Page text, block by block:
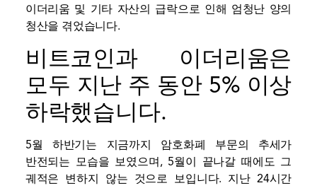
이더리움 및 기타 자산의 급락으로 인해 엄청난 양의
청산을 겪었습니다.
비트코인과 이더리움은
모두 지난 주 동안 5% 이상
하락했습니다.
5월 하반기는 지금까지 암호화폐 부문의 추세가
반전되는 모습을 보였으며, 5월이 끝나갈 때에도 그
궤적은 변하지 않는 것으로 보입니다. 지난 24시간